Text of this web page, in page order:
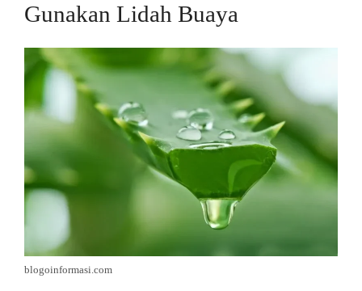
Gunakan Lidah Buaya
blogoinformasi.com